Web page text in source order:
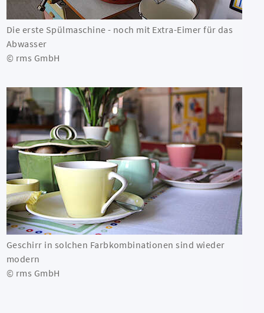
Die erste Spülmaschine - noch mit Extra-Eimer für das
Abwasser
© rms GmbH
Geschirr in solchen Farbkombinationen sind wieder
modern
© rms GmbH